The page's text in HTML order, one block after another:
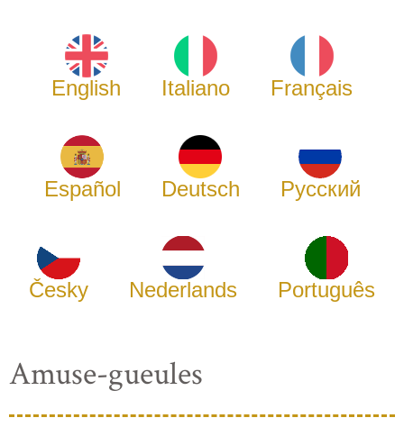
English Italiano Français
Español Deutsch Русский
Česky Nederlands Português
Amuse-gueules